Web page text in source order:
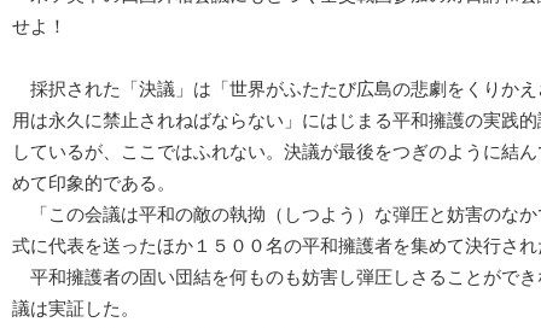
せよ！
採択された「決議」は「世界がふたたび広島の悲劇をくりか
用は永久に禁止されねばならない」にはじまる平和擁護の実践
しているが、ここではふれない。決議が最後をつぎのように結
めて印象的である。
「この会議は平和の敵の執拗（しつよう）な弾圧と妨害のな
式に代表を送ったほか１５００名の平和擁護者を集めて決行され
平和擁護者の固い団結を何ものも妨害し弾圧しさることがで
議は実証した。